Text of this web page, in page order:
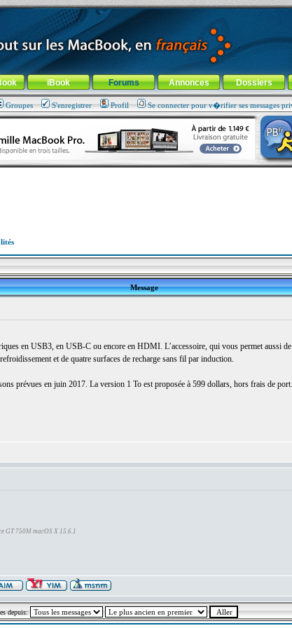
menu de la rubrique
iBook Forums Annonces Dossiers
Groupes S'enregistrer Profil Se connecter pour v�rifier ses messages
Message
en USB3, en USB-C ou encore en HDMI. L’accessoire, qui vous permet aussi
et de quatre surfaces de recharge sans fil par induction.
prévues en juin 2017. La version 1 To est proposée à 599 dollars, hors frais de port.
GT 750M macOS X 15.6.1
depuis: